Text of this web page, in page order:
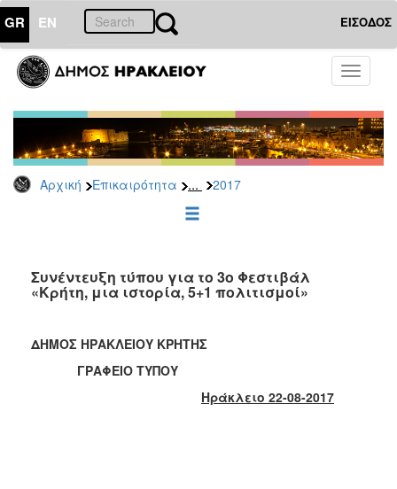
GR EN ΕΙΣΟΔΟΣ
Toggle
Αρχική Επικαιρότητα ... 2017
ΕΠΙΚΑΙΡΟΤΗΤΑ
Τύπου
Αρχείο
2026
2025
2022
2021
2019
2018
Συνέντευξη τύπου για το 3ο Φεστιβάλ
«Κρήτη, μια ιστορία, 5+1 πολιτισμοί»
ΔΗΜΟΣ ΗΡΑΚΛΕΙΟΥ ΚΡΗΤΗΣ
ΓΡΑΦΕΙΟ ΤΥΠΟΥ
Ηράκλειο 22-08-2017